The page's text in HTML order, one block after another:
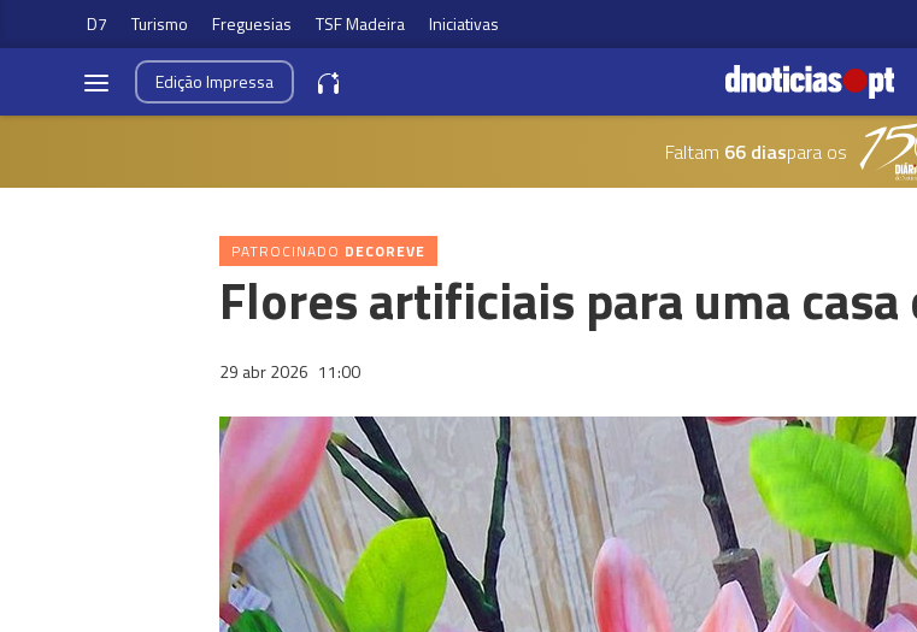
D7 Turismo Freguesias TSF Madeira Iniciativas
EdiçãoImpressa
Faltam 66 diaspara os
PATROCINADO DECOREVE
Flores artificiais para uma
29 abr 2026 11:00